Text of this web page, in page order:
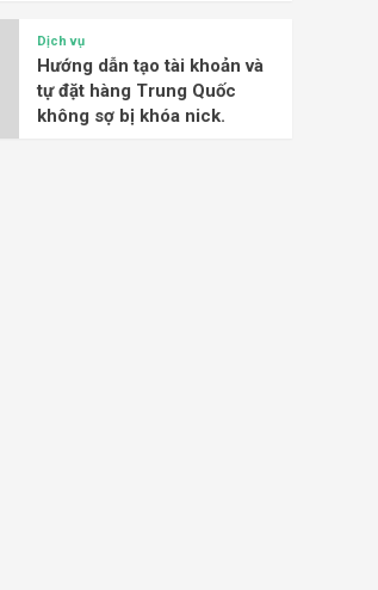
Dịch vụ
Hướng dẫn tạo tài khoản và
tự đặt hàng Trung Quốc
không sợ bị khóa nick.